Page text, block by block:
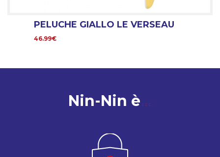
PELUCHE GIALLO LE VERSEAU
46.99€
Nin-Nin è